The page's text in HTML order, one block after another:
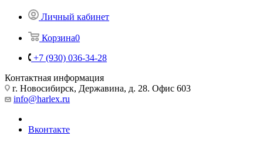
Личный кабинет
Корзина0
+7 (930) 036-34-28
Контактная информация
г. Новосибирск, Державина, д. 28. Офис 603
info@harlex.ru
Вконтакте